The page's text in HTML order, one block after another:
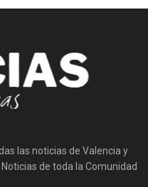
las noticias de Valencia y
de toda la Comunidad